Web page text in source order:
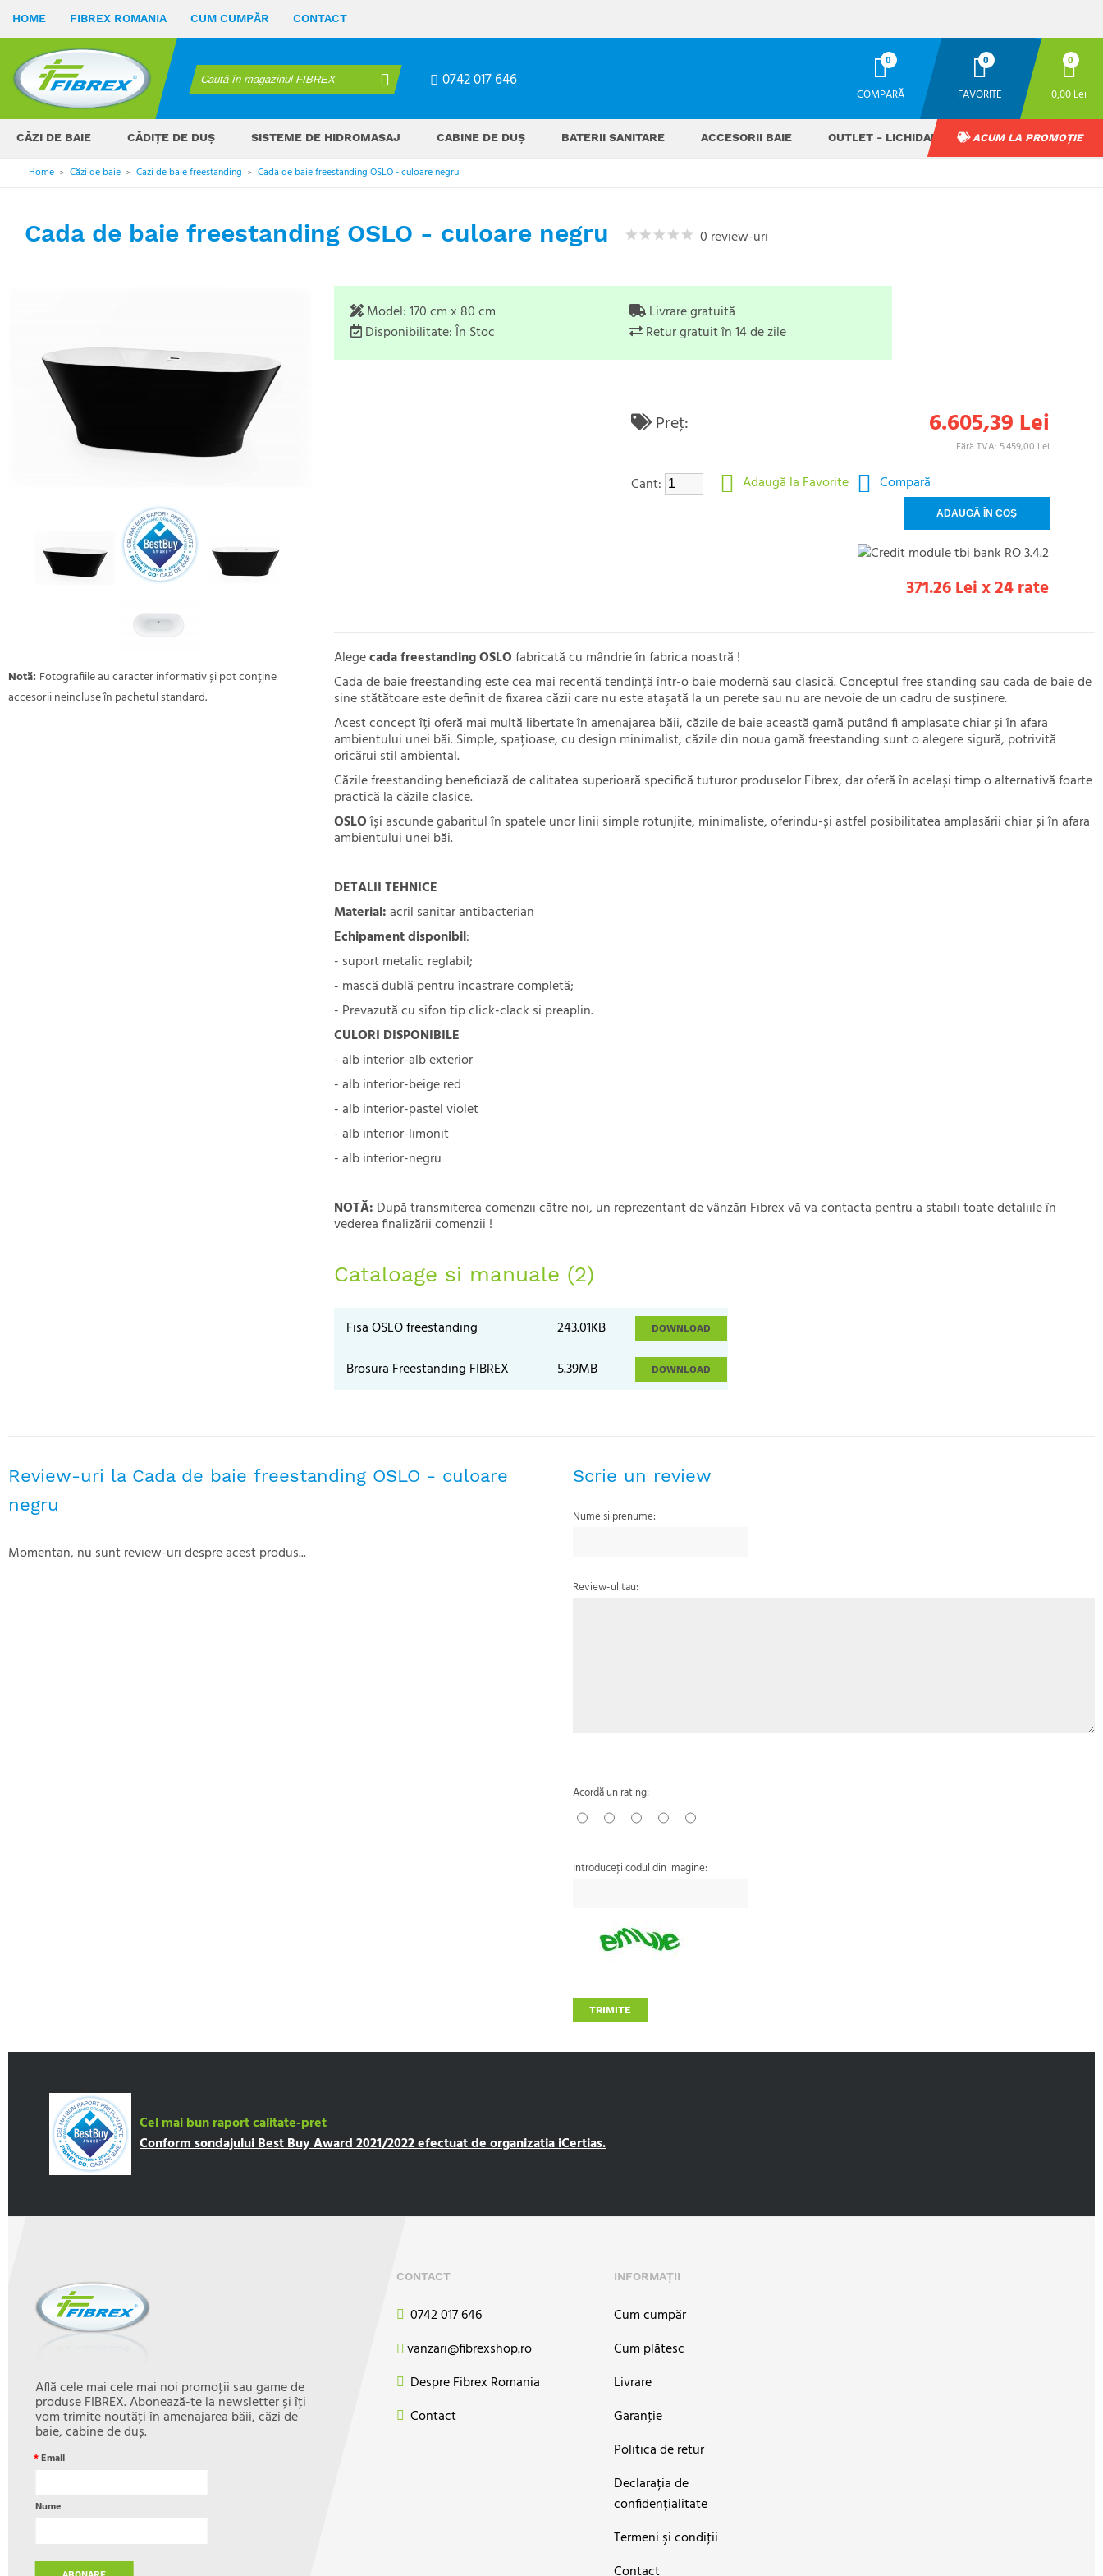
HOME FIBREX ROMANIA CUM CUMPĂR CONTACT
0742 017 646
COMPARĂ
0
FAVORITE
0 0
0,00 Lei
CĂZI DE BAIE CĂDIȚE DE DUȘ SISTEME DE HIDROMASAJ CABINE DE DUȘ BATERII SANITARE ACCESORII BAIE OUTLET - LICHIDARE STOCACUM LA PROMOȚIE
Home > Căzi de baie > Cazi de baie freestanding > Cada de baie freestanding OSLO - culoare negru
Cada de baie freestanding OSLO - culoare negru 0 review-uri
Notă: Fotografiile au caracter informativ și pot conține
accesorii neincluse în pachetul standard.
Model:170 cm x 80 cm
Disponibilitate: În Stoc
Livrare gratuită
Retur gratuit în 14 de zile
Preţ: 6.605,39 Lei
Fără TVA: 5.459,00 Lei
Cant: Adaugă la Favorite Compară
371.26 Lei x 24 rate
Alegecada freestanding OSLOfabricată cu mândrie în fabrica noastră !
Cada de baie freestanding este cea mai recentă tendință într-o baie modernă sau clasică. Conceptul free standing sau cada de baie de
sine stătătoare este definit de fixarea căzii care nu este ataşată la un perete sau nu are nevoie de un cadru de susţinere.
Acest concept îți oferă mai multă libertate în amenajarea băii, căzile de baie această gamă putând fi amplasate chiar și în afara
ambientului unei băi. Simple, spațioase, cu design minimalist, căzile din noua gamă freestanding sunt o alegere sigură, potrivită
oricărui stil ambiental.
Căzile freestanding beneficiază de calitatea superioară specifică tuturor produselor Fibrex, dar oferă în același timp o alternativă foarte
practică la căzile clasice.
OSLOîși ascunde gabaritul în spatele unor linii simple rotunjite, minimaliste, oferindu-și astfel posibilitatea amplasării chiar și în afara
ambientului unei băi.
DETALII TEHNICE
Material:acril sanitar antibacterian
Echipament disponibil:
- suport metalic reglabil;
- mască dublă pentru încastrare completă;
- Prevazută cu sifon tip click-clack si preaplin.
CULORI DISPONIBILE
- alb interior-alb exterior
- alb interior-beige red
- alb interior-pastel violet
- alb interior-limonit
- alb interior-negru
NOTĂ: După transmiterea comenzii către noi, un reprezentant de vânzări Fibrex vă va contacta pentru a stabili toate detaliile în
vederea finalizării comenzii !
Cataloage si manuale (2)
Fisa OSLO freestanding 243.01KB DOWNLOAD
Brosura Freestanding FIBREX 5.39MB DOWNLOAD
Review-uri la Cada de baie freestanding OSLO - culoare
negru
Momentan, nu sunt review-uri despre acest produs...
Scrie un review
Nume si prenume:
Review-ul tau:
Acordă un rating:
Introduceţi codul din imagine:
TRIMITE
Cel mai bun raport calitate-pret
Conform sondajului Best Buy Award 2021/2022 efectuat de organizatia iCertias.
Află cele mai cele mai noi promoţii sau game de
produse FIBREX. Abonează-te la newsletter și îţi
vom trimite noutăţi în amenajarea băii, căzi de
baie, cabine de duș.
*Email
Nume
CONTACT
0742 017 646
vanzari@fibrexshop.ro
Despre Fibrex Romania
Contact
INFORMAȚII
Cum cumpăr
Cum plătesc
Livrare
Garanţie
Politica de retur
Declarația de
confidențialitate
Termeni şi condiţii